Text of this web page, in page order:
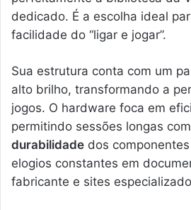
dedicado. É a escolha ideal
facilidade do “ligar e jogar”.
Sua estrutura conta com um
alto brilho, transformando a
jogos. O hardware foca em
permitindo sessões longas
durabilidade dos
elogios constantes em
fabricante e sites